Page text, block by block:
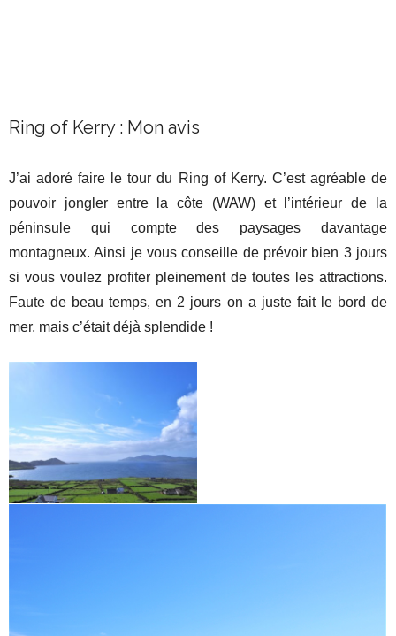
Ring of Kerry : Mon avis
J’ai adoré faire le tour du Ring of Kerry. C’est agréable de
pouvoir jongler entre la côte (WAW) et l’intérieur de la
péninsule qui compte des paysages davantage
montagneux. Ainsi je vous conseille de prévoir bien 3 jours
si vous voulez profiter pleinement de toutes les attractions.
Faute de beau temps, en 2 jours on a juste fait le bord de
mer, mais c’était déjà splendide !